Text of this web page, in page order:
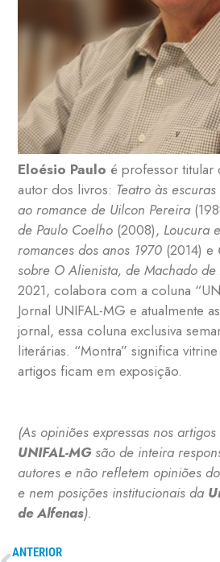
Eloésio Paulo é professor titular
autor dos livros: Teatro às
ao romance de Uilcon Pereira
de Paulo Coelho (2008), Loucura
romances dos anos 1970 (2014) e
sobre O Alienista, de Machado de
2021, colabora com a coluna
Jornal UNIFAL-MG e atualmente
jornal, essa coluna exclusiva
literárias. “Montra” significa
artigos ficam em exposição.
(As opiniões expressas nos
UNIFAL-MGsão de inteira
autores e não refletem opiniões do
e nem posições institucionais da
de Alfenas).
ANTERIOR